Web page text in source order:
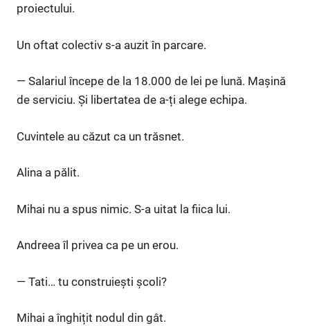
proiectului.
Un oftat colectiv s-a auzit în parcare.
— Salariul începe de la 18.000 de lei pe lună. Mașină
de serviciu. Și libertatea de a-ți alege echipa.
Cuvintele au căzut ca un trăsnet.
Alina a pălit.
Mihai nu a spus nimic. S-a uitat la fiica lui.
Andreea îl privea ca pe un erou.
— Tati… tu construiești școli?
Mihai a înghițit nodul din gât.